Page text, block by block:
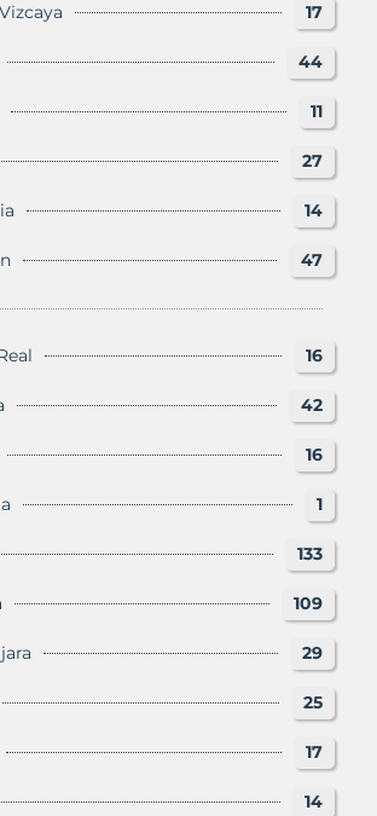
17
44
11
27
14
47
16
42
16
1
133
109
29
25
17
14